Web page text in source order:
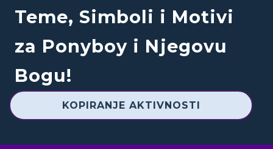
Teme, Simboli i Motivi
za Ponyboy i Njegovu
Bogu!
KOPIRANJE AKTIVNOSTI